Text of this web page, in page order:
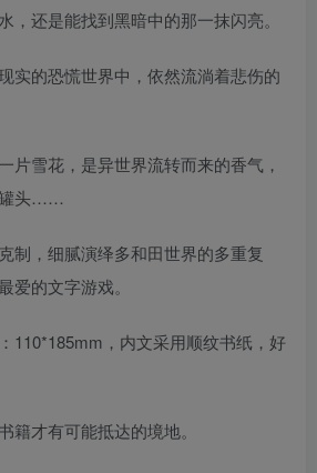
，还是能找到黑暗中的那一抹闪亮。
实的恐慌世界中，依然流淌着悲伤的
片雪花，是异世界流转而来的香气，
罐头……
制，细腻演绎多和田世界的多重复
爱的文字游戏。
110*185mm，内文采用顺纹书纸，好
籍才有可能抵达的境地。